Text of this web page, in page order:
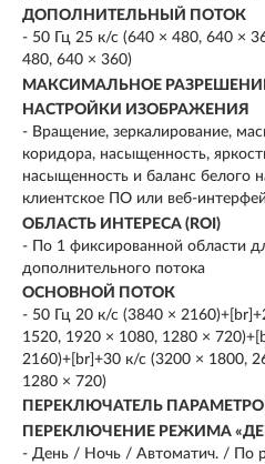
ДОПОЛНИТЕЛЬНЫЙ ПОТОК
- 50 Гц 25 к/с (640 × 480, 640 ×
480, 640 × 360)
МАКСИМАЛЬНОЕ
НАСТРОЙКИ ИЗОБРАЖЕНИЯ
- Вращение, зеркалирование,
коридора, насыщенность,
насыщенность и баланс белого
клиентское ПО или веб-
ОБЛАСТЬ ИНТЕРЕСА (ROI)
- По 1 фиксированной области
дополнительного потока
ОСНОВНОЙ ПОТОК
- 50 Гц 20 к/с (3840 ×
1520, 1920 × 1080, 1280 ×
2160)+[br]+30 к/с (3200 × 1800,
1280 × 720)
ПЕРЕКЛЮЧАТЕЛЬ
ПЕРЕКЛЮЧЕНИЕ РЕЖИМА
- День / Ночь / Автоматич. / По